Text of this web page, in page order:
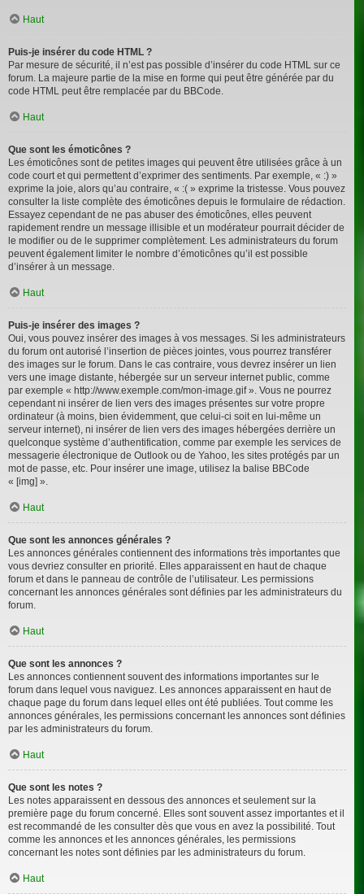
Haut
Puis-je insérer du code HTML ?
Par mesure de sécurité, il n’est pas possible d’insérer du code HTML sur ce
forum. La majeure partie de la mise en forme qui peut être générée par du
code HTML peut être remplacée par du BBCode.
Haut
Que sont les émoticônes ?
Les émoticônes sont de petites images qui peuvent être utilisées grâce à un
code court et qui permettent d’exprimer des sentiments. Par exemple, « :) »
exprime la joie, alors qu’au contraire, « :( » exprime la tristesse. Vous pouvez
consulter la liste complète des émoticônes depuis le formulaire de rédaction.
Essayez cependant de ne pas abuser des émoticônes, elles peuvent
rapidement rendre un message illisible et un modérateur pourrait décider de
le modifier ou de le supprimer complètement. Les administrateurs du forum
peuvent également limiter le nombre d’émoticônes qu’il est possible
d’insérer à un message.
Haut
Puis-je insérer des images ?
Oui, vous pouvez insérer des images à vos messages. Si les administrateurs
du forum ont autorisé l’insertion de pièces jointes, vous pourrez transférer
des images sur le forum. Dans le cas contraire, vous devrez insérer un lien
vers une image distante, hébergée sur un serveur internet public, comme
par exemple « http://www.exemple.com/mon-image.gif ». Vous ne pourrez
cependant ni insérer de lien vers des images présentes sur votre propre
ordinateur (à moins, bien évidemment, que celui-ci soit en lui-même un
serveur internet), ni insérer de lien vers des images hébergées derrière un
quelconque système d’authentification, comme par exemple les services de
messagerie électronique de Outlook ou de Yahoo, les sites protégés par un
mot de passe, etc. Pour insérer une image, utilisez la balise BBCode
« [img] ».
Haut
Que sont les annonces générales ?
Les annonces générales contiennent des informations très importantes que
vous devriez consulter en priorité. Elles apparaissent en haut de chaque
forum et dans le panneau de contrôle de l’utilisateur. Les permissions
concernant les annonces générales sont définies par les administrateurs du
forum.
Haut
Que sont les annonces ?
Les annonces contiennent souvent des informations importantes sur le
forum dans lequel vous naviguez. Les annonces apparaissent en haut de
chaque page du forum dans lequel elles ont été publiées. Tout comme les
annonces générales, les permissions concernant les annonces sont définies
par les administrateurs du forum.
Haut
Que sont les notes ?
Les notes apparaissent en dessous des annonces et seulement sur la
première page du forum concerné. Elles sont souvent assez importantes et il
est recommandé de les consulter dès que vous en avez la possibilité. Tout
comme les annonces et les annonces générales, les permissions
concernant les notes sont définies par les administrateurs du forum.
Haut